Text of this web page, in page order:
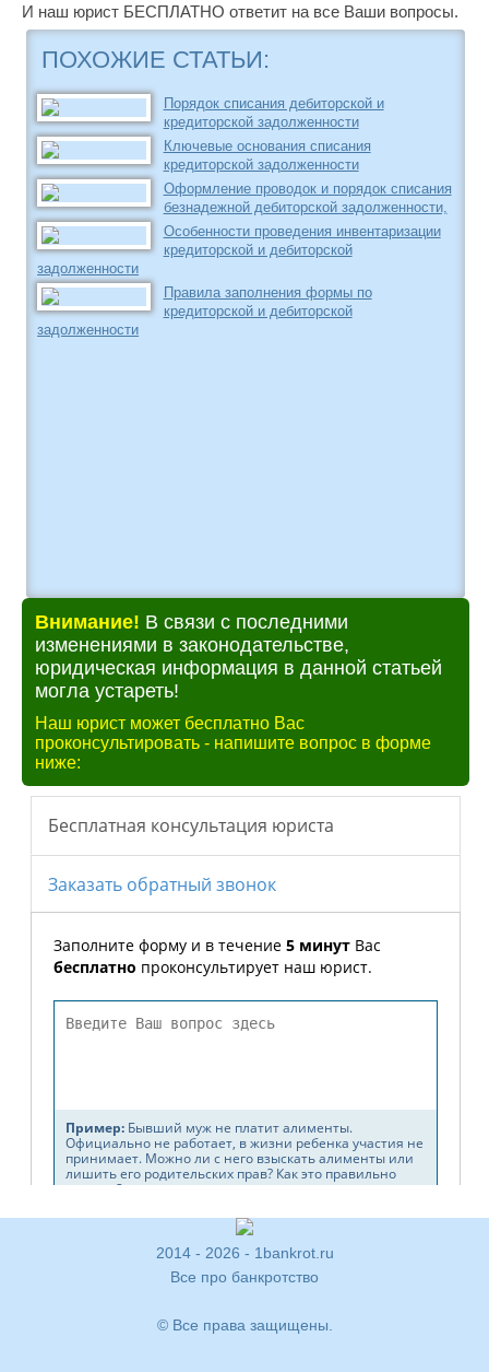
И наш юрист БЕСПЛАТНО ответит на все Ваши вопросы.
ПОХОЖИЕ СТАТЬИ:
Порядок списания дебиторской и
кредиторской задолженности
Ключевые основания списания
кредиторской задолженности
Оформление проводок и порядок списания
безнадежной дебиторской задолженности,
Особенности проведения инвентаризации
кредиторской и дебиторской
задолженности
Правила заполнения формы по
кредиторской и дебиторской
задолженности
Внимание! В связи с последними
изменениями в законодательстве,
юридическая информация в данной статьей
могла устареть!
Наш юрист может бесплатно Вас
проконсультировать - напишите вопрос в форме
ниже:
2014 - 2026 - 1bankrot.ru
Все про банкротство
© Все права защищены.